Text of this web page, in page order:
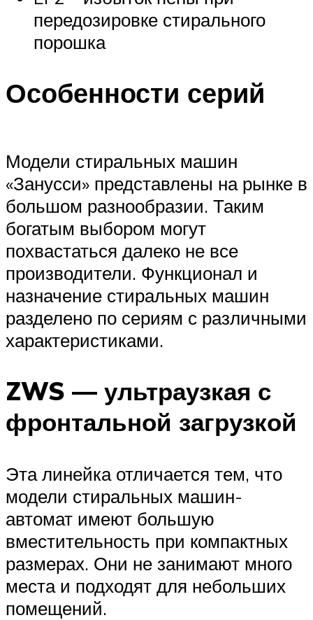
передозировке стирального
порошка
Особенности серий
Модели стиральных машин
«Занусси» представлены на рынке в
большом разнообразии. Таким
богатым выбором могут
похвастаться далеко не все
производители. Функционал и
назначение стиральных машин
разделено по сериям с различными
характеристиками.
ZWS — ультраузкая с
фронтальной загрузкой
Эта линейка отличается тем, что
модели стиральных машин-
автомат имеют большую
вместительность при компактных
размерах. Они не занимают много
места и подходят для небольших
помещений.